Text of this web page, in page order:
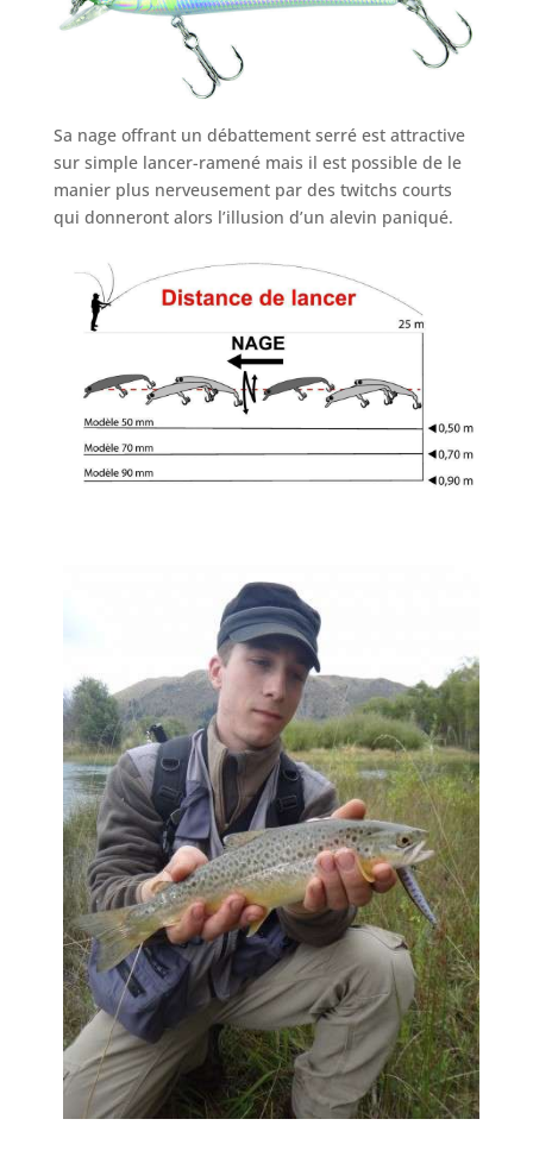
Sa nage offrant un débattement serré est attractive
sur simple lancer-ramené mais il est possible de le
manier plus nerveusement par des twitchs courts
qui donneront alors l’illusion d’un alevin paniqué.